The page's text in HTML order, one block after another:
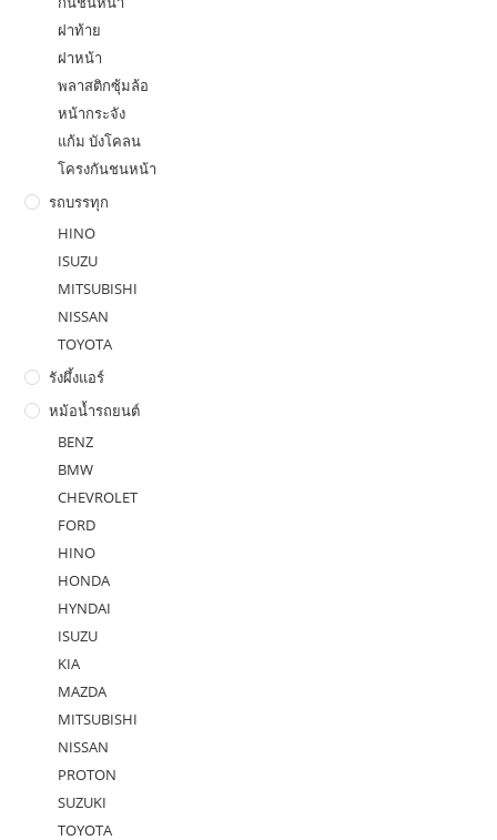
ฝาท้าย
ฝาหน้า
พลาสติกซุ้มล้อ
หน้ากระจัง
แก้ม บังโคลน
โครงกันชนหน้า
รถบรรทุก
HINO
ISUZU
MITSUBISHI
NISSAN
TOYOTA
รังผึ้งแอร์
หม้อน้ำรถยนต์
BENZ
BMW
CHEVROLET
FORD
HINO
HONDA
HYNDAI
ISUZU
KIA
MAZDA
MITSUBISHI
NISSAN
PROTON
SUZUKI
TOYOTA